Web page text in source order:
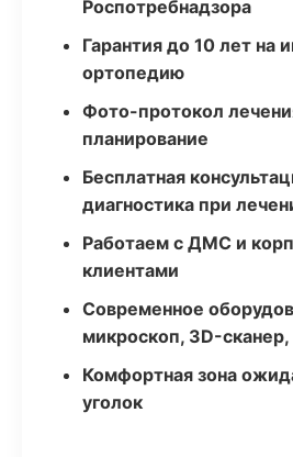
Роспотребнадзора
Гарантия до 10 лет на
ортопедию
Фото-протокол
планирование
Бесплатная
диагностика при
Работаем с ДМС и
клиентами
Современное
микроскоп, 3D-
Комфортная зона
уголок